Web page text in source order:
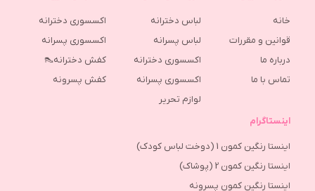
خانه
قوانین و مقررات
درباره ما
تماس با ما
لباس دخترانه
لباس پسرانه
اکسسوری دخترانه
اکسسوری پسرانه
لوازم تحریر
اکسسوری دخترانه
اکسسوری پسرانه
کفش دخترانه👠
كفش پسرونه
اینستاگرام
اینستا رنگین کمون 1 (دوخت لباس کودک)
اینستا رنگین کمون 2 (پوشاک)
اینستا رنگین کمون پسرونه